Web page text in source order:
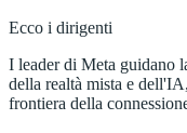
Ecco i dirigenti
I leader di Meta guidano
della realtà mista e
frontiera della